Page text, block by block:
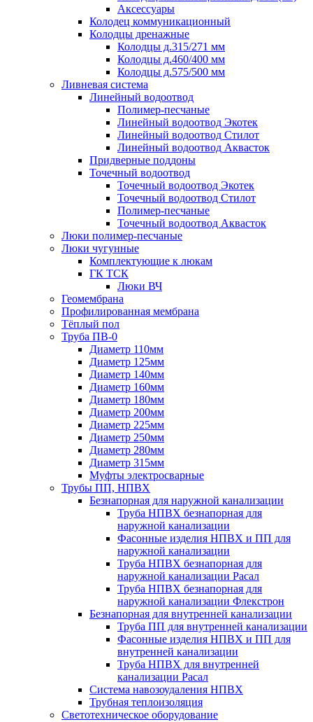
Аксессуары
Колодец коммуникационный
Колодцы дренажные
Колодцы д.315/271 мм
Колодцы д.460/400 мм
Колодцы д.575/500 мм
Ливневая система
Линейный водоотвод
Полимер-песчаные
Линейный водоотвод Экотек
Линейный водоотвод Стилот
Линейный водоотвод Аквасток
Придверные поддоны
Точечный водоотвод
Точечный водоотвод Экотек
Точечный водоотвод Стилот
Полимер-песчаные
Точечный водоотвод Аквасток
Люки полимер-песчаные
Люки чугунные
Комплектующие к люкам
ГК ТСК
Люки ВЧ
Геомембрана
Профилированная мембрана
Тёплый пол
Труба ПВ-0
Диаметр 110мм
Диаметр 125мм
Диаметр 140мм
Диаметр 160мм
Диаметр 180мм
Диаметр 200мм
Диаметр 225мм
Диаметр 250мм
Диаметр 280мм
Диаметр 315мм
Муфты электросварные
Трубы ПП, НПВХ
Безнапорная для наружной канализации
Труба НПВХ безнапорная для
наружной канализации
Фасонные изделия НПВХ и ПП для
наружной канализации
Труба НПВХ безнапорная для
наружной канализации Расал
Труба НПВХ безнапорная для
наружной канализации Флекстрон
Безнапорная для внутренней канализации
Труба ПП для внутренней канализации
Фасонные изделия НПВХ и ПП для
внутренней канализации
Труба НПВХ для внутренней
канализации Расал
Система навозоудаления НПВХ
Трубная теплоизоляция
Светотехническое оборудование